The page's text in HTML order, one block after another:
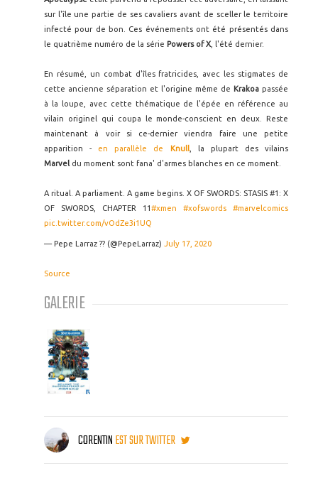
sur l'île une partie de ses cavaliers avant de sceller le territoire
infecté pour de bon. Ces événements ont été présentés dans
le quatrième numéro de la série Powers of X , l'été dernier.
En résumé, un combat d'îles fratricides, avec les stigmates de
cette ancienne séparation et l'origine même de Krakoa passée
à la loupe, avec cette thématique de l'épée en référence au
vilain originel qui coupa le monde-conscient en deux. Reste
maintenant à voir si ce-dernier viendra faire une petite
apparition - en parallèle de Knull, la plupart des vilains
Marvel du moment sont fana' d'armes blanches en ce moment.
A ritual. A parliament. A game begins. X OF SWORDS: STASIS #1: X
OF SWORDS, CHAPTER 11 #xmen #xofswords
#marvelcomics
pic.twitter.com/vOdZe3i1UQ
— Pepe Larraz ?? (@PepeLarraz) July 17, 2020
Source
GALERIE
CORENTINEST SUR TWITTER